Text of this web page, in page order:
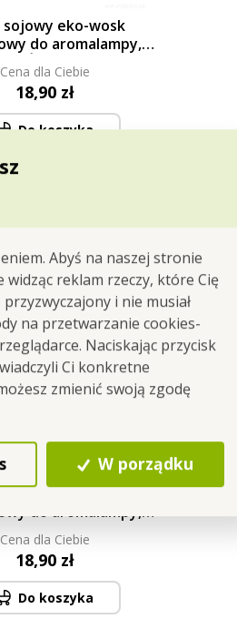
Abyś na naszej stronie
widząc reklam rzeczy, które Cię
i nie musiał
na przetwarzanie cookies-
Naciskając przycisk
Ci konkretne
zmienić swoją zgodę
W porządku
sojowy eko-wosk
do aromalampy,
PARFUMIA®
Cena dla Ciebie
18,90 zł
Do koszyka
Dostępne
sojowy eko-wosk
do aromalampy,
PARFUMIA®
Cena dla Ciebie
18,90 zł
Do koszyka